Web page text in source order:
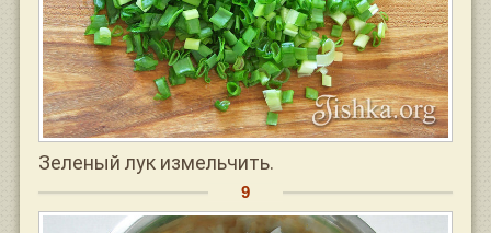
Зеленый лук измельчить.